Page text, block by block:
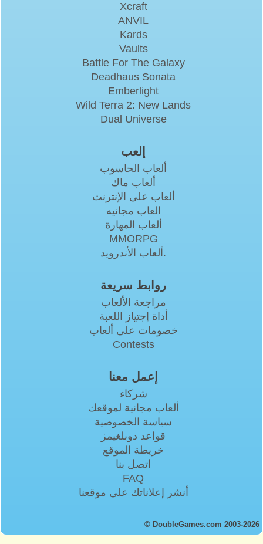
Xcraft
ANVIL
Kards
Vaults
Battle For The Galaxy
Deadhaus Sonata
Emberlight
Wild Terra 2: New Lands
Dual Universe
إلعب
ألعاب الحاسوب
ألعاب ماك
ألعاب على الإنترنت
العاب مجانيه
ألعاب المهارة
MMORPG
ألعاب الأندرويد.
روابط سريعة
مراجعة الألعاب
أداة إجتياز اللعبة
خصومات على ألعاب
Contests
إعمل معنا
شركاء
ألعاب مجانية لموقعك
سياسة الخصوصية
قواعد دوبلغيمز
خريطة الموقع
اتصل بنا
FAQ
أنشر إعلاناتك على موقعنا
© DoubleGames.com 2003-2026